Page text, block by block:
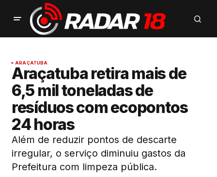
ARAÇATUBA
Araçatuba retira mais de
6,5 mil toneladas de
resíduos com ecopontos
24 horas
Além de reduzir pontos de descarte
irregular, o serviço diminuiu gastos da
Prefeitura com limpeza pública.